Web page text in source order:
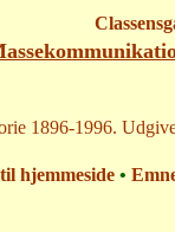
1896-1996.
hjemmeside •